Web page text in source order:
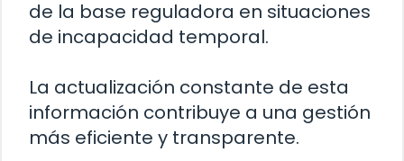
de la base reguladora en situaciones
de incapacidad temporal.
La actualización constante de esta
información contribuye a una gestión
más eficiente y transparente.